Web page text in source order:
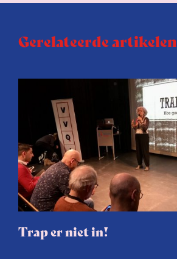
Gerelateerde artikelen
Trap er niet in!